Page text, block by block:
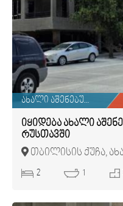
ახალი აშენებული
იყიდება ახალი
რუსთავში
თბილისის ქუჩა,
2 1